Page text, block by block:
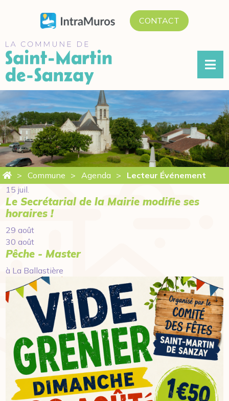
ALLER
AU
CONTACT
Commune Agenda
Lecteur Événement
15 juil.
Le Secrétarial de la Mairie modifie ses
horaires !
29 août
30 août
Pêche - Master
à La Ballastière